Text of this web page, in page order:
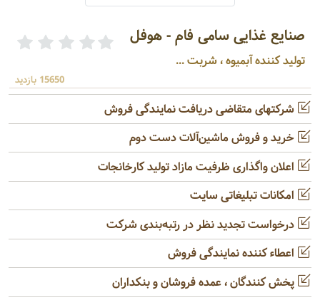
صنایع غذایی سامی فام - هوفل
تولید کننده آبمیوه ، شربت ...
15650 بازدید
شرکتهای متقاضی دریافت نمایندگی فروش
خرید و فروش ماشین‌آلات دست دوم
اعلان واگذاری ظرفیت مازاد تولید کارخانجات
امکانات تبلیغاتی سایت
درخواست تجدید نظر در رتبه‌بندی شرکت
اعطاء کننده نمایندگی فروش
پخش کنندگان ، عمده فروشان و بنکداران